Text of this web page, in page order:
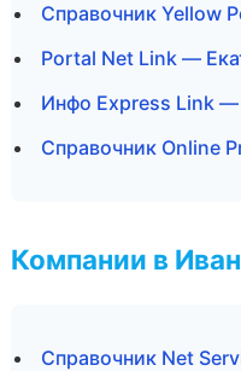
Справочник Yellow
Portal Net Link —
Инфо Express Link
Справочник Online
Компании в
Справочник Net